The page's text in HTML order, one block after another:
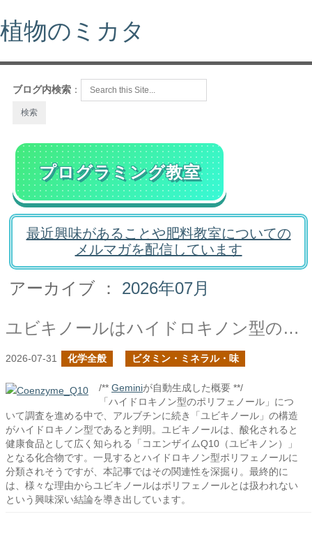
植物のミカタ
ブログ内検索 ：
プログラミング教室
最近興味があることや肥料教室についての
メルマガを配信しています
アーカイブ ： 2026年07月
ユビキノールはハイドロキノン型のポリフェノールか？
2026-07-31 化学全般 ビタミン・ミネラル・味
/** Geminiが自動生成した概要 **/
「ハイドロキノン型のポリフェノール」につ
いて調査を進める中で、アルブチンに続き「ユビキノール」の構造
がハイドロキノン型であると判明。ユビキノールは、酸化されると
健康食品として広く知られる「コエンザイムQ10（ユビキノン）」
となる化合物です。一見するとハイドロキノン型ポリフェノールに
分類されそうですが、本記事ではその関連性を深掘り。最終的に
は、様々な理由からユビキノールはポリフェノールとは扱われない
という興味深い結論を導き出しています。